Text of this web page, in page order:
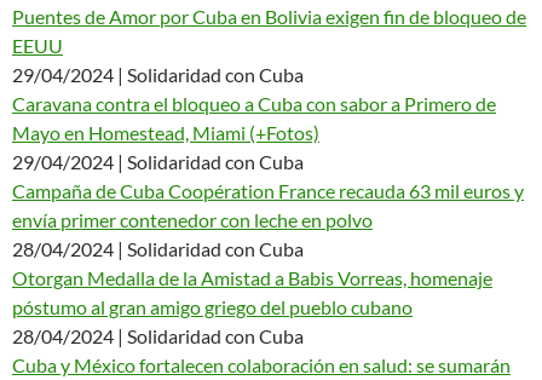
Puentes de Amor por Cuba en Bolivia exigen fin de bloqueo de
EEUU
29/04/2024 | Solidaridad con Cuba
Caravana contra el bloqueo a Cuba con sabor a Primero de
Mayo en Homestead, Miami (+Fotos)
29/04/2024 | Solidaridad con Cuba
Campaña de Cuba Coopération France recauda 63 mil euros y
envía primer contenedor con leche en polvo
28/04/2024 | Solidaridad con Cuba
Otorgan Medalla de la Amistad a Babis Vorreas, homenaje
póstumo al gran amigo griego del pueblo cubano
28/04/2024 | Solidaridad con Cuba
Cuba y México fortalecen colaboración en salud: se sumarán